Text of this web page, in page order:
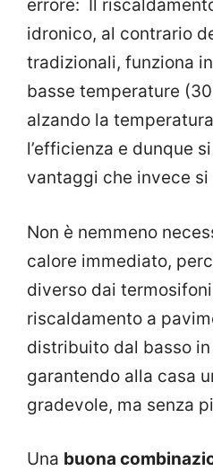
errore: Il
idronico, al contrario
tradizionali, funziona
basse temperature
alzando la
l’efficienza e dunque
vantaggi che invece
Non è nemmeno
calore immediato,
diverso dai
riscaldamento a
distribuito dal basso
garantendo alla casa
gradevole, ma senza
Una buona